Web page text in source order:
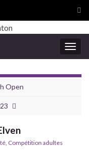
Open
Compétition adultes